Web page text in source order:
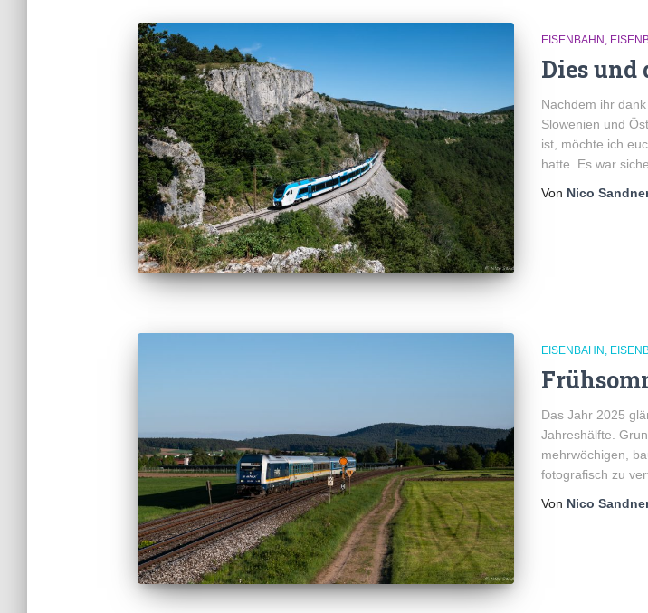
EISENBAHN
Dies und
Nachdem ihr
Slowenien und
ist, möchte ich
hatte. Es war
Von Nico
EISENBAHN
Das Jahr 2025
Jahreshälfte.
mehrwöchigen,
fotografisch zu
Von Nico